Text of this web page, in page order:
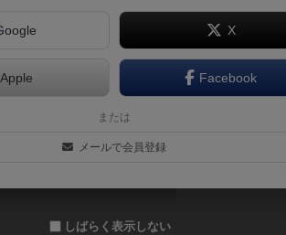
リーズ・レボリューシ
Revolution: The Hadal Project
X
Apple Facebook
または
メールで会員登録
しばらく表示しない